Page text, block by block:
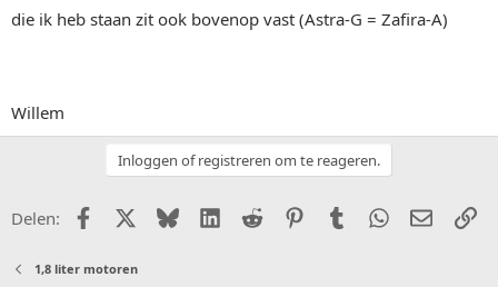
die ik heb staan zit ook bovenop vast (Astra-G = Zafira-A)
Willem
Inloggen of registreren om te reageren.
Delen: FacebookX (Twitter)
BlueskyLinkedIn
Reddit PinterestTumblr WhatsApp
E-mail
1,8 liter motoren